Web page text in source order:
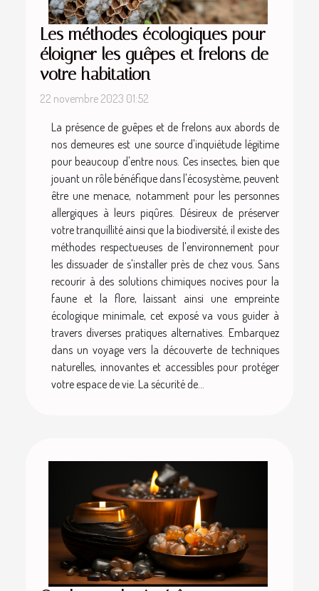
Les méthodes écologiques pour
éloigner les guêpes et frelons de
votre habitation
22 novembre 2023 01:52
La présence de guêpes et de frelons aux abords de
nos demeures est une source d'inquiétude légitime
pour beaucoup d'entre nous. Ces insectes, bien que
jouant un rôle bénéfique dans l'écosystème, peuvent
être une menace, notamment pour les personnes
allergiques à leurs piqûres. Désireux de préserver
votre tranquillité ainsi que la biodiversité, il existe des
méthodes respectueuses de l'environnement pour
les dissuader de s'installer près de chez vous. Sans
recourir à des solutions chimiques nocives pour la
faune et la flore, laissant ainsi une empreinte
écologique minimale, cet exposé va vous guider à
travers diverses pratiques alternatives. Embarquez
dans un voyage vers la découverte de techniques
naturelles, innovantes et accessibles pour protéger
votre espace de vie. La sécurité de...